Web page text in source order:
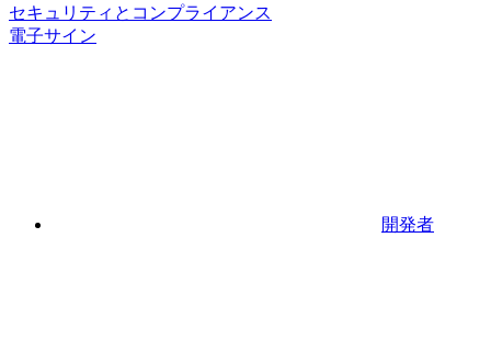
セキュリティとコンプライアンス
電子サイン
開発者